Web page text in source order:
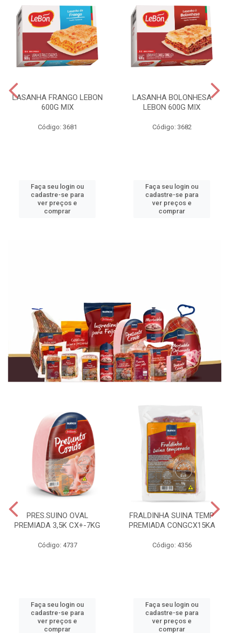
LASANHA FRANGO LEBON
600G MIX
Código: 3681
Faça seu login ou
cadastre-se para
ver preços e
comprar
LASANHA BOLONHESA
LEBON 600G MIX
Código: 3682
Faça seu login ou
cadastre-se para
ver preços e
comprar
PRES.SUINO OVAL
PREMIADA 3,5K CX+-7KG
Código: 4737
Faça seu login ou
cadastre-se para
ver preços e
comprar
FRALDINHA SUINA TEMP
PREMIADA CONGCX15KA
Código: 4356
Faça seu login ou
cadastre-se para
ver preços e
comprar